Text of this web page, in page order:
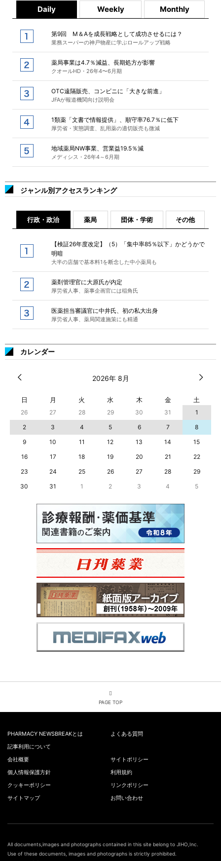
Daily Weekly Monthly
第9回 M＆Aを成長戦略として成功させるには？
業務スーパーの神戸物産に学ぶロールアップ戦略
薬局事業は4.7％減益、長期処方が影響
クオールHD・26年4〜6月期
OTC遠隔販売、コンビニに「大きな前進」
JFAが報道機関向け説明会
1類薬「文書で情報提供」、順守率76.7％に低下
厚労省・実態調査、乱用薬の適切販売も微減
地域薬局NW事業、営業益19.5％減
メディシス・26年4～6月期
ジャンル別アクセスランキング
行政・政治 薬局 団体・学術 その他
【検証26年度改定】（5）「集中率85％以下」かどうかで
明暗
大半の店舗で基本料1を断念した中小薬局も
薬剤管理官に大原氏が内定
厚労省人事、薬事企画官には稲角氏
医薬担当審議官に中井氏、初の私大出身
厚労省人事、薬局関連施策にも精通
カレンダー
2026年 8月
日 月 火 水 木 金 土
26 27 28 29 30 31
1
2
3 4 5 6 7
8
9
10 11 12 13 14
15
16
17 18 19 20 21
22
23
24 25 26 27 28
29
30
31 1 2 3 4 5
PAGE TOP
PHARMACY NEWSBREAKとは
よくある質問
記事利用について
会社概要
サイトポリシー
個人情報保護方針
利用規約
クッキーポリシー
リンクポリシー
サイトマップ
お問い合わせ
All documents,images and photographs contained in this site belong to JIHO,Inc.
Use of these documents, images and photographs is strictly prohibited.